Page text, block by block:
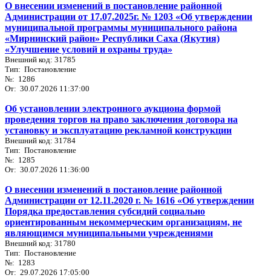
О внесении изменений в постановление районной
Администрации от 17.07.2025г. № 1203 «Об утверждении
муниципальной программы муниципального района
«Мирнинский район» Республики Саха (Якутия)
«Улучшение условий и охраны труда»
Внешний код: 31785
Тип: Постановление
№: 1286
От: 30.07.2026 11:37:00
Об установлении электронного аукциона формой
проведения торгов на право заключения договора на
установку и эксплуатацию рекламной конструкции
Внешний код: 31784
Тип: Постановление
№: 1285
От: 30.07.2026 11:36:00
О внесении изменений в постановление районной
Администрации от 12.11.2020 г. № 1616 «Об утверждении
Порядка предоставления субсидий социально
ориентированным некоммерческим организациям, не
являющимся муниципальными учреждениями
Внешний код: 31780
Тип: Постановление
№: 1283
От: 29.07.2026 17:05:00